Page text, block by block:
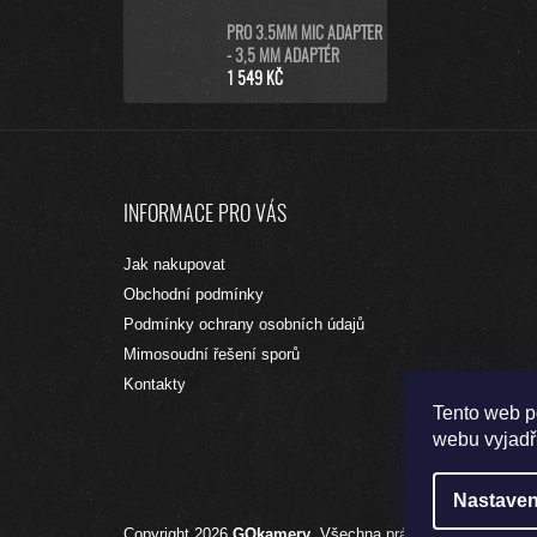
Tento web
webu
PRO 3.5MM MIC ADAPTER
- 3,5 MM ADAPTÉR
1 549 KČ
INFORMACE PRO VÁS
Jak nakupovat
Obchodní podmínky
Podmínky ochrany osobních údajů
Mimosoudní řešení sporů
Kontakty